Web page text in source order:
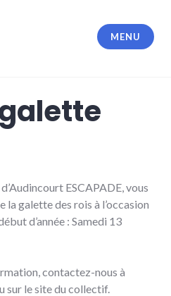
MENU
ESCAPADE, vous
la galette des rois à l’occasion
d’année : Samedi 13
contactez-nous à
sur le site du collectif.